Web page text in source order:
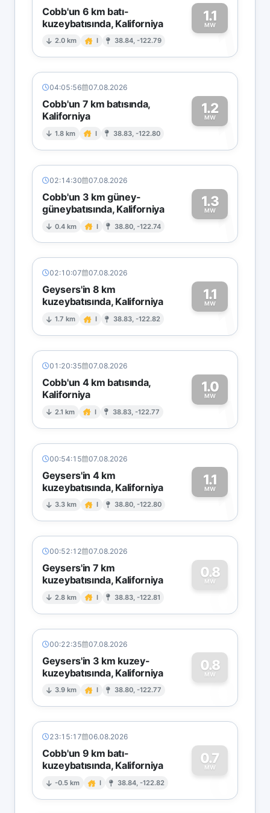
Cobb'un 6 km batı-
kuzeybatısında, Kaliforniya
2.0 km I 38.84, -122.79
1.1
MW1
04:05:56 07.08.2026
Cobb'un 7 km batısında,
Kaliforniya
1.8 km I 38.83, -122.80
1.2
MW1
02:14:30 07.08.2026
Cobb'un 3 km güney-
güneybatısında, Kaliforniya
0.4 km I 38.80, -122.74
1.3
MW1
02:10:07 07.08.2026
Geysers'in 8 km
kuzeybatısında, Kaliforniya
1.7 km I 38.83, -122.82
1.1
MW1
01:20:35 07.08.2026
Cobb'un 4 km batısında,
Kaliforniya
2.1 km I 38.83, -122.77
1.0
MW1
00:54:15 07.08.2026
Geysers'in 4 km
kuzeybatısında, Kaliforniya
3.3 km I 38.80, -122.80
1.1
MW1
00:52:12 07.08.2026
Geysers'in 7 km
kuzeybatısında, Kaliforniya
2.8 km I 38.83, -122.81
0.8
MW
0
00:22:35 07.08.2026
Geysers'in 3 km kuzey-
kuzeybatısında, Kaliforniya
3.9 km I 38.80, -122.77
0.8
MW
0
23:15:17 06.08.2026
Cobb'un 9 km batı-
kuzeybatısında, Kaliforniya
-0.5 km I 38.84, -122.82
0.7
MW
0